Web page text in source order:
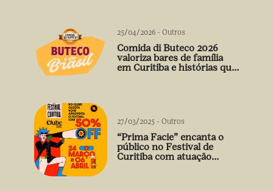
25/04/2026 - Outros
Comida di Buteco 2026
valoriza bares de família
em Curitiba e histórias que
27/03/2025 - Outros
“Prima Facie” encanta o
público no Festival de
Curitiba com atuação